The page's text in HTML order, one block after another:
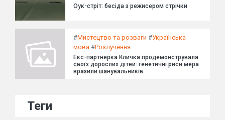
Оук-стріт: бесіда з режисером стрічки
#Мистецтво та розваги #Українська
мова #Розлучення
Екс-партнерка Кличка продемонструвала
своїх дорослих дітей: генетичні риси мера
вразили шанувальників.
Теги